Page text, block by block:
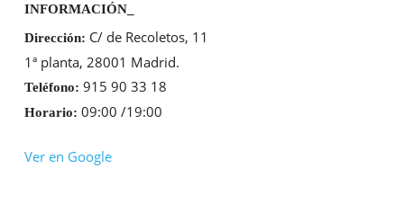
INFORMACIÓN_
Dirección: C/ de Recoletos, 11
1ª planta, 28001 Madrid.
Teléfono: 915 90 33 18
Horario: 09:00 /19:00
Ver en Google